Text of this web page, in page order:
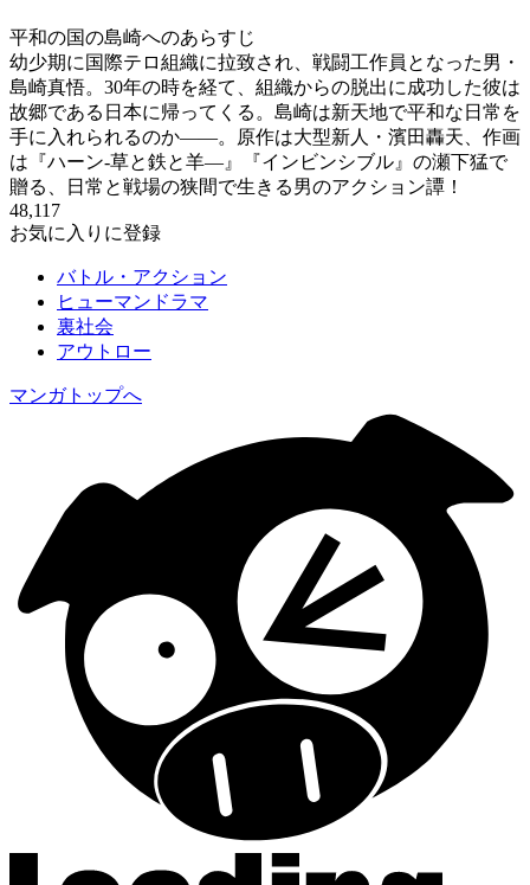
平和の国の島崎へのあらすじ
幼少期に国際テロ組織に拉致され、戦闘工作員となった男・
島崎真悟。30年の時を経て、組織からの脱出に成功した彼は
故郷である日本に帰ってくる。島崎は新天地で平和な日常を
手に入れられるのか――。原作は大型新人・濱田轟天、作画
は『ハーン‐草と鉄と羊—』『インビンシブル』の瀬下猛で
贈る、日常と戦場の狭間で生きる男のアクション譚！
48,117
お気に入りに登録
バトル・アクション
ヒューマンドラマ
裏社会
アウトロー
マンガトップへ